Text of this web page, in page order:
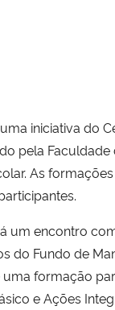
iniciativa do
pela
As
um encontro
do Fundo de
uma formação
e Ações